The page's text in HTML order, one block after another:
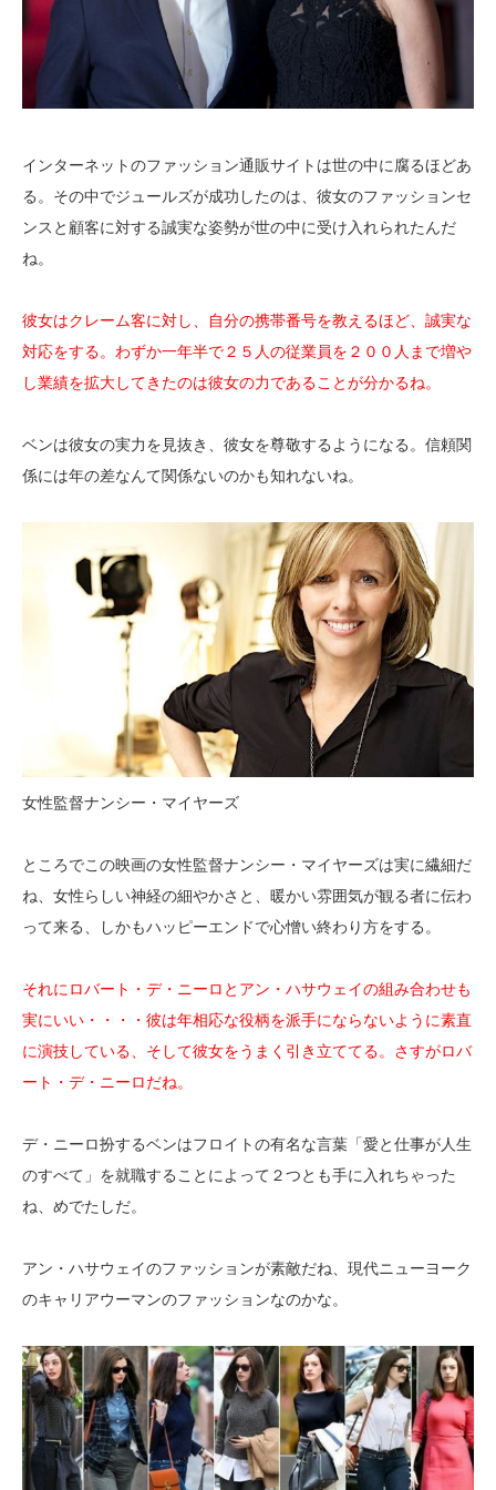
インターネットのファッション通販サイトは世の中に腐るほどあ
る。その中でジュールズが成功したのは、彼女のファッションセ
ンスと顧客に対する誠実な姿勢が世の中に受け入れられたんだ
ね。
彼女はクレーム客に対し、自分の携帯番号を教えるほど、誠実な
対応をする。わずか一年半で２５人の従業員を２００人まで増や
し業績を拡大してきたのは彼女の力であることが分かるね。
ベンは彼女の実力を見抜き、彼女を尊敬するようになる。信頼関
係には年の差なんて関係ないのかも知れないね。
女性監督ナンシー・マイヤーズ
ところでこの映画の女性監督ナンシー・マイヤーズは実に繊細だ
ね、女性らしい神経の細やかさと、暖かい雰囲気が観る者に伝わ
って来る、しかもハッピーエンドで心憎い終わり方をする。
それにロバート・デ・ニーロとアン・ハサウェイの組み合わせも
実にいい・・・・彼は年相応な役柄を派手にならないように素直
に演技している、そして彼女をうまく引き立ててる。さすがロバ
ート・デ・ニーロだね。
デ・ニーロ扮するベンはフロイトの有名な言葉「愛と仕事が人生
のすべて」を就職することによって２つとも手に入れちゃった
ね、めでたしだ。
アン・ハサウェイのファッションが素敵だね、現代ニューヨーク
のキャリアウーマンのファッションなのかな。